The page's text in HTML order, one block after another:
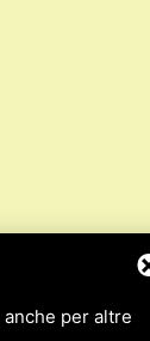
per altre